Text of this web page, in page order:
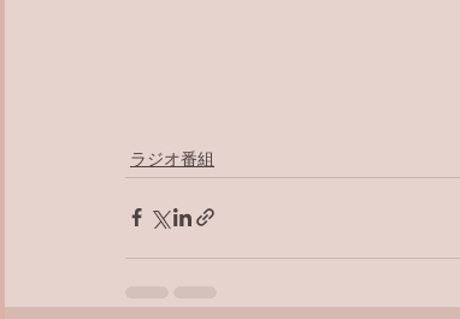
ラジオ番組